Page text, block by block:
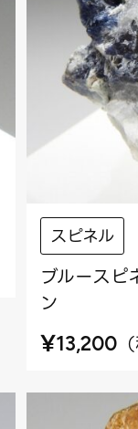
スピネル
ブルース
ン
¥13,200 （